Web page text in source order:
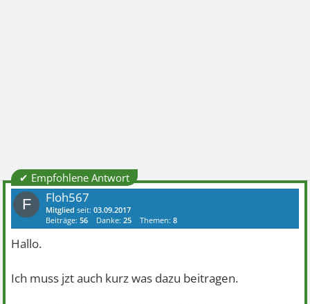
✔ Empfohlene Antwort
F Floh567
Mitglied seit:03.09.2017
Beiträge:56 Danke:25 Themen:8
Hallo.
Ich muss jzt auch kurz was dazu beitragen.